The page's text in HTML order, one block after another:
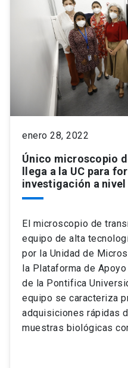
enero 28, 2022
Único microscopio
llega a la UC para
investigación a nivel
El microscopio de
equipo de alta
por la Unidad de
la Plataforma de
de la Pontifica
equipo se caracteriza
adquisiciones rápidas
muestras biológicas